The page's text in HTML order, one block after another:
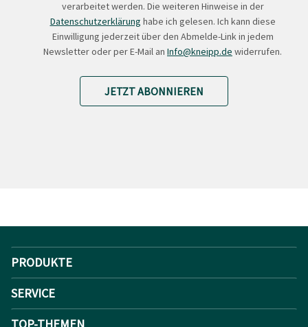
verarbeitet werden. Die weiteren Hinweise in der
Datenschutzerklärung habe ich gelesen. Ich kann diese
Einwilligung jederzeit über den Abmelde-Link in jedem
Newsletter oder per E-Mail an Info@kneipp.de widerrufen.
JETZT ABONNIEREN
PRODUKTE
SERVICE